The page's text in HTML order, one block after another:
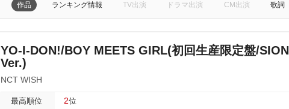
作品 ランキング情報 TV出演 ドラマ出演 CM出演 歌詞
YO-I-DON!/BOY MEETS GIRL(初回生産限定盤/SION
Ver.)
NCT WISH
最高順位 2位